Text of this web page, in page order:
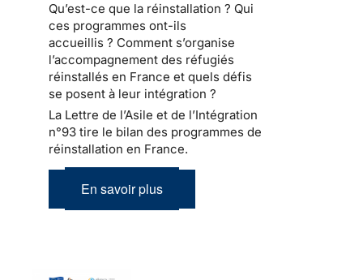
Qu’est-ce que la réinstallation ? Qui
ces programmes ont-ils
accueillis ? Comment s’organise
l’accompagnement des réfugiés
réinstallés en France et quels défis
se posent à leur intégration ?
La Lettre de l’Asile et de l’Intégration
n°93 tire le bilan des programmes de
réinstallation en France.
En savoir plus